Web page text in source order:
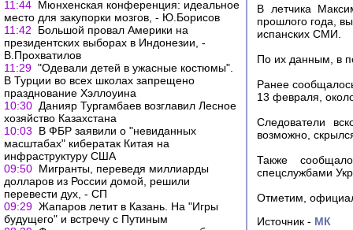
11:44 Мюнхенская конференция: идеальное
место для закупорки мозгов, - Ю.Борисов
11:42
Большой провал Америки на
президентских выборах в Индонезии, -
В.Прохватилов
11:29 "Одевали детей в ужасные костюмы".
В Турции во всех школах запрещено
празднование Хэллоуина
10:30 Данияр Тургамбаев возглавил Лесное
хозяйство Казахстана
10:03
В ФБР заявили о "невиданных
масштабах" кибератак Китая на
инфраструктуру США
09:50 Мигранты, переведя миллиарды
долларов из России домой, решили
перевести дух, - СП
09:29 Жапаров летит в Казань. На "Игры
будущего" и встречу с Путиным
В летчика
прошлого года,
испанских СМИ.
По их данным, в
Ранее
13 февраля,
Следователи
возможно,
Также
спецслужбами
Отметим,
Источник - МК